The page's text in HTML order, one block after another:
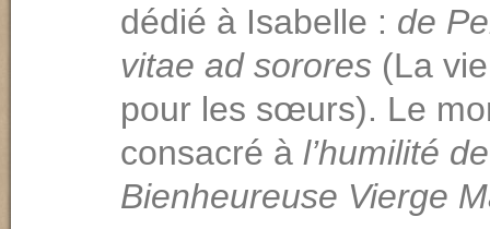
dédié à Isabelle : de
vitae ad sorores (La
pour les sœurs). Le
consacré à l’humilité
Bienheureuse Vierge